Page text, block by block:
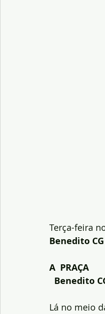
Terça-feira
Benedito
A  PRAÇA
Benedito
Lá no meio